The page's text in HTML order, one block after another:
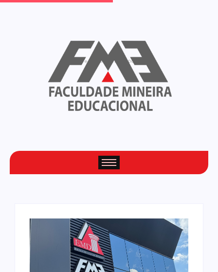
Fresh Articles Every Day